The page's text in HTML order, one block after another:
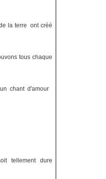
la terre ont créé
tous chaque
chant d'amour
tellement dure